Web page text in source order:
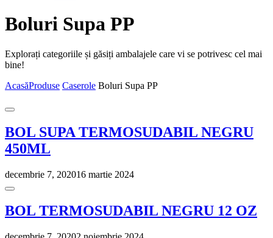
Boluri Supa PP
Explorați categoriile și găsiți ambalajele care vi se potrivesc cel mai
bine!
AcasăProduse Caserole Boluri Supa PP
BOL SUPA TERMOSUDABIL NEGRU
450ML
decembrie 7, 202016 martie 2024
BOL TERMOSUDABIL NEGRU 12 OZ